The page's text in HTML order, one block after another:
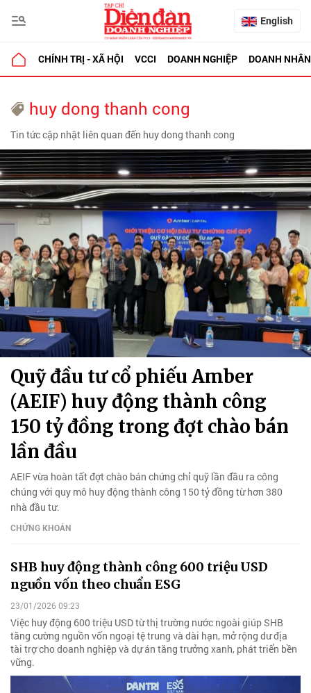
English
CHÍNH TRỊ - XÃ HỘI VCCI DOANH NGHIỆP DOANH NHÂN
huy dong thanh cong
Tin tức cập nhật liên quan đến huy dong thanh cong
Quỹ đầu tư cổ phiếu Amber
(AEIF) huy động thành công
150 tỷ đồng trong đợt chào bán
lần đầu
AEIF vừa hoàn tất đợt chào bán chứng chỉ quỹ lần đầu ra công
chúng với quy mô huy động thành công 150 tỷ đồng từ hơn 380
nhà đầu tư.
CHỨNG KHOÁN
SHB huy động thành công 600 triệu USD
nguồn vốn theo chuẩn ESG
23/01/2026 09:23
Việc huy động 600 triệu USD từ thị trường nước ngoài giúp SHB
tăng cường nguồn vốn ngoại tệ trung và dài hạn, mở rộng dư địa
tài trợ cho doanh nghiệp và dự án tăng trưởng xanh, phát triển bền
vững.